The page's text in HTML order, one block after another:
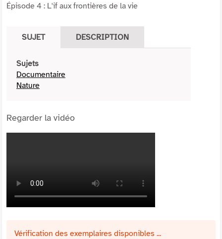
Épisode 4 : L'if aux frontières de la vie
SUJET DESCRIPTION
Sujets
Documentaire
Nature
Regarder la vidéo
Vérification des exemplaires disponibles ...